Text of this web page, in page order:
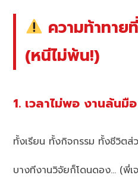
ความท้าทา
(หนีไม่พ้น!)
1. เวลาไม่พอ งานล้นมือ
ทั้งเรียน ทั้งกิจกรรม ทั้งชีวิตส่
บางทีงานวิจัยก็โดนดอง… (พี่เ